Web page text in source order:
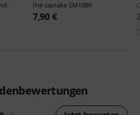
the sssnake SM10BK
7,90 €